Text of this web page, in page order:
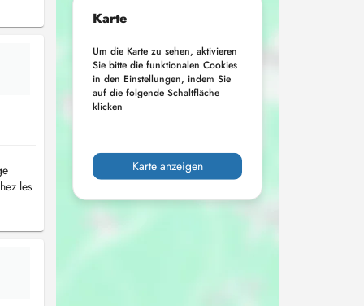
les
Karte
Um die Karte zu sehen, aktivieren
Sie bitte die funktionalen Cookies
in den Einstellungen, indem Sie
auf die folgende Schaltfläche
klicken
Karte anzeigen